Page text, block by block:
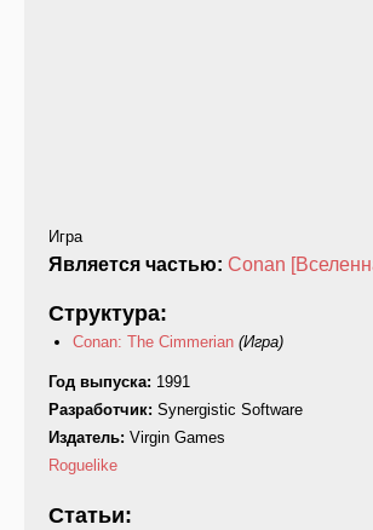
Игра
Является частью: Conan
Структура:
Conan: The Cimmerian (Игра)
Год выпуска: 1991
Разработчик: Synergistic Software
Издатель: Virgin Games
Roguelike
Статьи: